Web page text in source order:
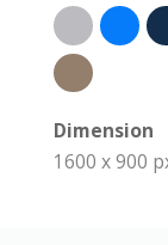
Dimension
1600 x 900